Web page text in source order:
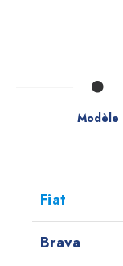
Modèle
Fiat
Brava